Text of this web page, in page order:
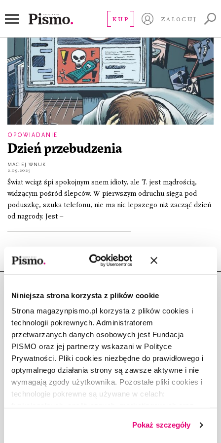
Niniejsza strona korzysta z plików cookie
Strona magazynpismo.pl korzysta z plików cookies i
technologii pokrewnych. Administratorem
przetwarzanych danych osobowych jest Fundacja
PISMO oraz jej partnerzy wskazani w Polityce
Prywatności. Pliki cookies niezbędne do prawidłowego i
optymalnego działania strony są zawsze aktywne i nie
wymagają zgody użytkownika. Pozostałe pliki cookies i
technologie pokrewne są używane w celach:
dobrowolną zgodę na pliki cookies i technologie
pokrewne, zgadzasz się na przechowywanie informacji
Pokaż szczegóły
KUP ZALOGUJ
OPOWIADANIE
Dzień przebudzenia
MACIEJ WNUK
2.09.2025
Świat wciąż śpi spokojnym snem idioty, ale T. jest mądrością,
widzącym pośród ślepców. W pierwszym odruchu sięga pod
poduszkę, szuka telefonu, nie ma nic lepszego niż zacząć dzień
od nagrody. Jest –
Copyright © Fundacja Pismo
O „PIŚMIE”